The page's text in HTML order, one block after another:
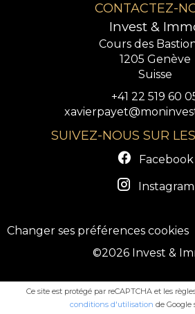
CONTACTEZ-
Invest &
Cours des
1205 Genève
Suisse
+41 22 519 60
SUIVEZ-NOUS SUR
Facebook
Instagram
Changer ses préférences cookies
©2026 Invest &
Ce site est protégé par reCAPTCHA et les
conditions d'utilisation de